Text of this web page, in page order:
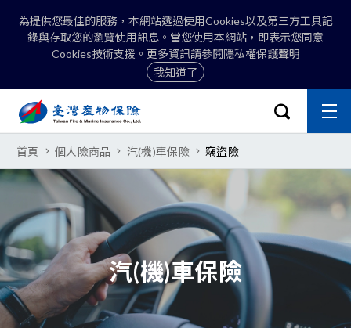
為提供您最佳的服務，本網站透過使用Cookies以及第三方工具記
錄與存取您的瀏覽使用訊息。當您使用本網站，即表示您同意
Cookies技術支援。更多資訊請參閱隱私權保護聲明
我知道了
:::
開啟搜尋選
關
主
臺灣產物保險股份有限公司-竊盜險
首頁 個人險商品 汽(機)車保險 竊盜險
汽(機)車保險